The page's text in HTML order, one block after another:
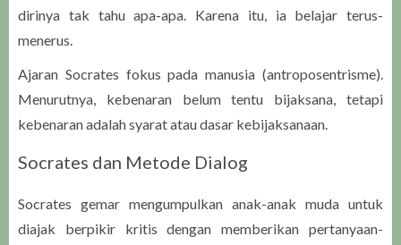
dirinya tak tahu apa-apa. Karena itu, ia belajar terus-
menerus.
Ajaran Socrates fokus pada manusia (antroposentrisme).
Menurutnya, kebenaran belum tentu bijaksana, tetapi
kebenaran adalah syarat atau dasar kebijaksanaan.
Socrates dan Metode Dialog
Socrates gemar mengumpulkan anak-anak muda untuk
diajak berpikir kritis dengan memberikan pertanyaan-